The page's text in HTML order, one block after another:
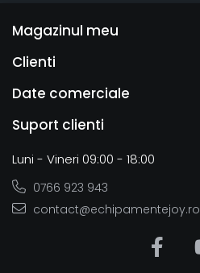
Magazinul meu
Clienti
Date comerciale
Suport clienti
Luni - Vineri 09:00 - 18:00
0766 923 943
contact@echipamentejoy.ro